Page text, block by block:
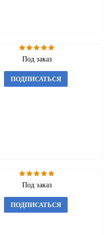
Под заказ
ПОДПИСАТЬСЯ
Под заказ
ПОДПИСАТЬСЯ